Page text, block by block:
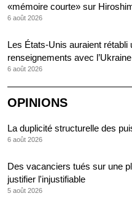
«mémoire courte» sur
6 août 2026
Les États-Unis auraient rétabli
renseignements avec l’Ukraine
6 août 2026
OPINIONS
La duplicité structurelle des
6 août 2026
Des vacanciers tués sur une
justifier l'injustifiable
5 août 2026